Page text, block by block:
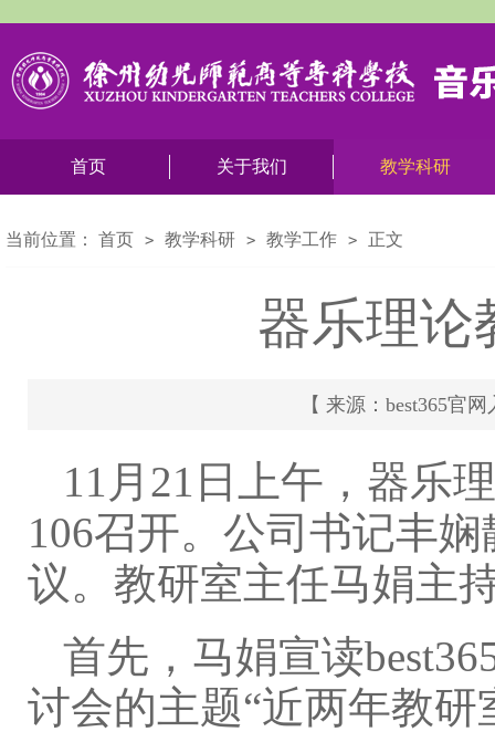
首页 关于我们 教学科研
当前位置： 首页 > 教学科研 > 教学工作 > 正文
器乐理论
【 来源：best365官
11月21日上午，器乐
106召开。公司书记丰
议。教研室主任马娟主
首先，马娟宣读
讨会的主题“近两年教